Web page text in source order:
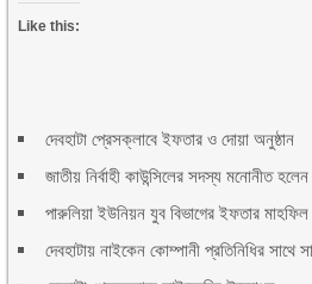
Like this:
দেবহাটা প্রেসক্লাবে ইফতার ও দোয়া অনুষ্ঠান
জাতীয় নির্বাহী কাউন্সিলের সদস্য মনোনীত হলেন
পারুলিয়া ইউনিয়ন যুব বিভাগের ইফতার মাহফিল
দেবহাটায় নাইকেন কোম্পানী প্রতিনিধির সাথে